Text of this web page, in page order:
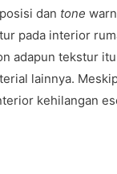
dan tone
pada interior
adapun tekstur
lainnya.
kehilangan